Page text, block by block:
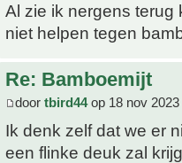
Al zie ik nergens terug
niet helpen tegen
Re: Bamboemijt
door tbird44op 18 nov 2023
Ik denk zelf dat we er
een flinke deuk zal